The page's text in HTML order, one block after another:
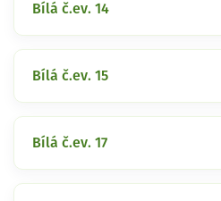
Bílá č.ev. 14
Bílá č.ev. 15
Bílá č.ev. 17